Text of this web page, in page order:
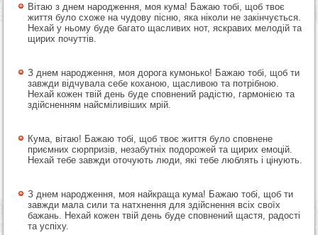
Вітаю з днем народження, моя кума! Бажаю тобі, щоб твоє
життя було схоже на чудову пісню, яка ніколи не закінчується.
Нехай у ньому буде багато щасливих нот, яскравих мелодій та
щирих почуттів.
З днем народження, моя дорога кумонько! Бажаю тобі, щоб ти
завжди відчувала себе коханою, щасливою та потрібною.
Нехай кожен твій день буде сповнений радістю, гармонією та
здійсненням найсміливіших мрій.
Кума, вітаю! Бажаю тобі, щоб твоє життя було сповнене
приємних сюрпризів, незабутніх подорожей та щирих емоцій.
Нехай тебе завжди оточують люди, які тебе люблять і цінують.
З днем народження, моя найкраща кума! Бажаю тобі, щоб ти
завжди мала сили та натхнення для здійснення всіх своїх
бажань. Нехай кожен твій день буде сповнений щастя, радості
та успіху.